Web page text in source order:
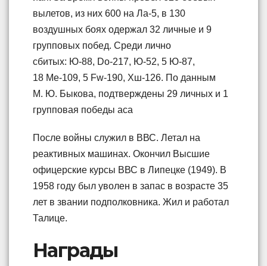
вылетов, из них 600 на Ла-5, в 130
воздушных боях одержал 32 личные и 9
групповых побед. Среди лично
сбитых: Ю-88, Do-217, Ю-52, 5 Ю-87,
18 Ме-109, 5 Fw-190, Хш-126. По данным
М. Ю. Быкова, подтверждены 29 личных и 1
групповая победы аса
После войны служил в ВВС. Летал на
реактивных машинах. Окончил Высшие
офицерские курсы ВВС в Липецке (1949). В
1958 году был уволен в запас в возрасте 35
лет в звании подполковника. Жил и работал
Талице.
Награды